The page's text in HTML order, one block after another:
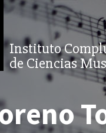
Instituto
de Ciencias